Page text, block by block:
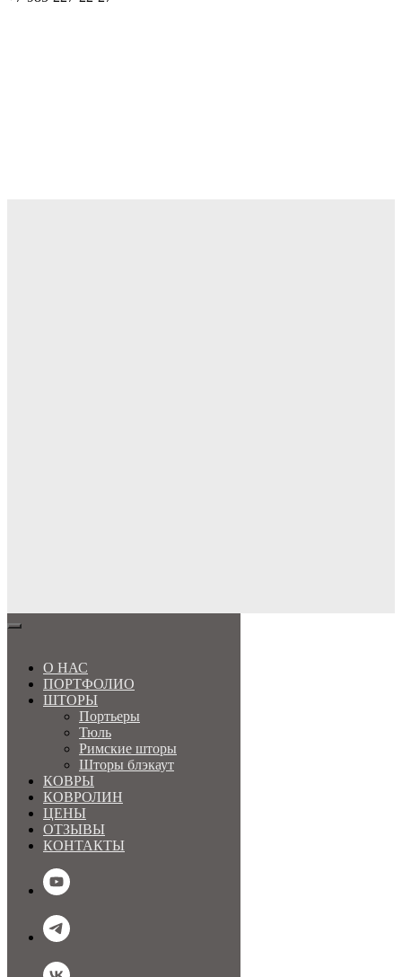
О НАС
ПОРТФОЛИО
ШТОРЫ
Портьеры
Тюль
Римские шторы
Шторы блэкаут
КОВРЫ
КОВРОЛИН
ЦЕНЫ
ОТЗЫВЫ
КОНТАКТЫ